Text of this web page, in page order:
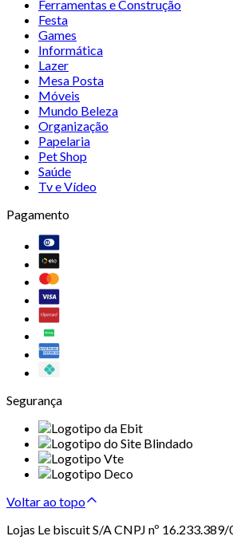
Ferramentas e Construção
Festa
Games
Informática
Lazer
Mesa Posta
Móveis
Mundo Beleza
Organização
Papelaria
Pet Shop
Saúde
Tv e Vídeo
Pagamento
Segurança
Voltar ao topo
Lojas Le biscuit S/A CNPJ nº